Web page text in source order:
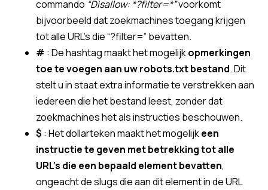
commando “Disallow: *?filter=*”voorkomt
bijvoorbeeld dat zoekmachines toegang krijgen
tot alle URL’s die “?filter=” bevatten.
# : De hashtag maakt het mogelijkopmerkingen
toe te voegen aan uw robots.txt bestand. Dit
stelt u in staat extra informatie te verstrekken aan
iedereen die het bestand leest, zonder dat
zoekmachines het als instructies beschouwen.
$ : Het dollarteken maakt het mogelijkeen
instructie te geven met betrekking tot alle
URL’s die een bepaald element bevatten,
ongeacht de slugs die aan dit element in de URL